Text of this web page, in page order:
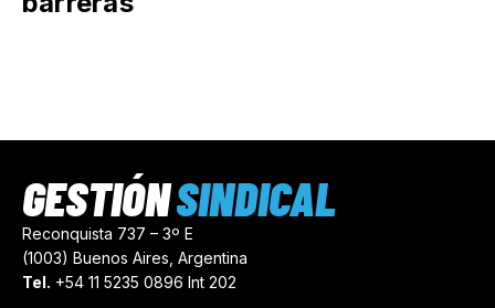
Reconquista 737 – 3º E
(1003) Buenos Aires, Argentina
Tel. +54 11 5235 0896 Int 202
GESTIÓNSINDICAL